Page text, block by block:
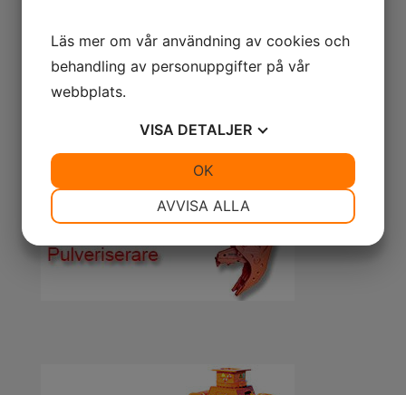
Läs mer om vår användning av cookies och
behandling av personuppgifter på vår
webbplats.
VISA DETALJER
MARKNADSFÖRING STATISTIK
AVVISA ALLA
OK